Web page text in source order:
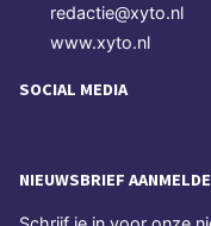
redactie@xyto.nl
www.xyto.nl
SOCIAL MEDIA
NIEUWSBRIEF